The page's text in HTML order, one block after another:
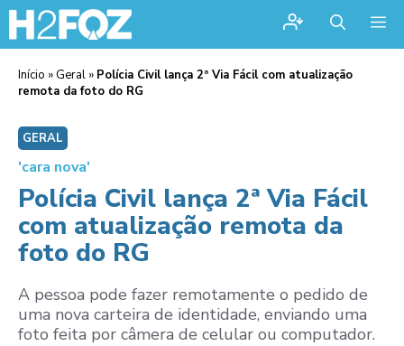
Início » Geral » Polícia Civil lança 2ª Via Fácil com atualização
remota da foto do RG
GERAL
'cara nova'
Polícia Civil lança 2ª Via Fácil
com atualização remota da
foto do RG
A pessoa pode fazer remotamente o pedido de
uma nova carteira de identidade, enviando uma
foto feita por câmera de celular ou computador.